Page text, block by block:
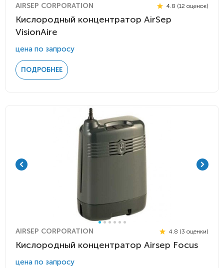
AIRSEP CORPORATION 4.8 (12 оценок)
Кислородный концентратор AirSep
VisionAire
цена по запросу
ПОДРОБНЕЕ
AIRSEP CORPORATION 4.8 (3 оценки)
Кислородный концентратор Airsep Focus
цена по запросу